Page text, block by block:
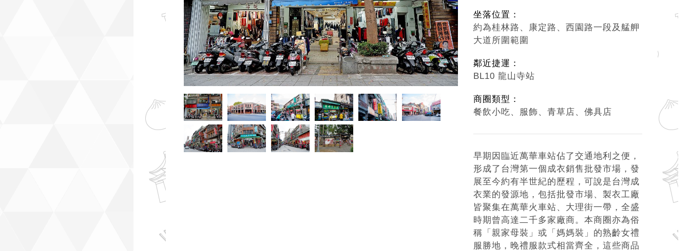
坐落位置：
約為桂林路、康定路、西園路一段及艋舺
大道所圍範圍
鄰近捷運：
BL10 龍山寺站
商圈類型：
餐飲小吃、服飾、青草店、佛具店
早期因臨近萬華車站佔了交通地利之便，
形成了台灣第一個成衣銷售批發市場，發
展至今約有半世紀的歷程，可說是台灣成
衣業的發源地，包括批發市場、製衣工廠
皆聚集在萬華火車站、大理街一帶，全盛
時期曾高達二千多家廠商。本商圈亦為俗
稱「親家母裝」或「媽媽裝」的熟齡女禮
服勝地，晚禮服款式相當齊全，這些商品